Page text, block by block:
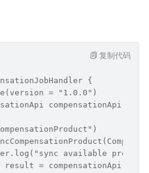
{
= "1.0.0")
compensationApi;
available
result =
复制代码